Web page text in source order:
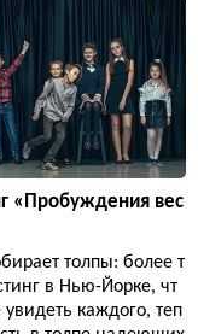
«Пробуждения вес
толпы: более т
в Нью-Йорке, чт
каждого, теп